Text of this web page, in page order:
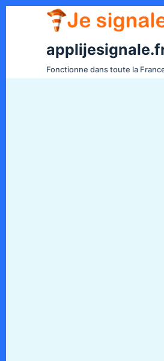
e
Fonctionne dans toute la